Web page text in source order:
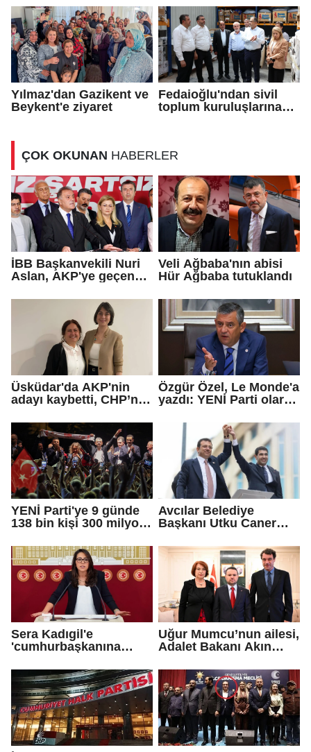
Yılmaz'dan Gazikent ve
Beykent'e ziyaret
Fedaioğlu'ndan sivil
toplum kuruluşlarına
ÇOK OKUNAN HABERLER
İBB Başkanvekili Nuri
Aslan, AKP'ye geçen
iddialarına yanıt verdi
Veli Ağbaba'nın abisi
Hür Ağbaba tutuklandı
Üsküdar'da AKP'nin
adayı kaybetti, CHP’nin
Çetinkaya Başkan
Vekili seçildi
Özgür Özel, Le Monde'a
yazdı: YENİ Parti olarak
öneriyoruz
YENİ Parti'ye 9 günde
138 bin kişi 300 milyon
Avcılar Belediye
Başkanı Utku Caner
kararı
Sera Kadıgil'e
'cumhurbaşkanına
soruşturması
Uğur Mumcu’nun ailesi,
Adalet Bakanı Akın